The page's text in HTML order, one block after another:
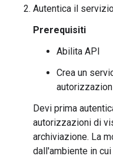
Autentica il
Prerequisiti
Abilita API
Crea un
Devi prima
autorizzazioni di
archiviazione. La
dall'ambiente in